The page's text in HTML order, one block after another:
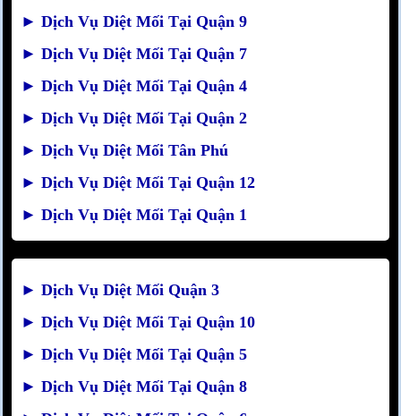
► Dịch Vụ Diệt Mối Tại Quận 9
► Dịch Vụ Diệt Mối Tại Quận 7
► Dịch Vụ Diệt Mối Tại Quận 4
► Dịch Vụ Diệt Mối Tại Quận 2
► Dịch Vụ Diệt Mối Tân Phú
► Dịch Vụ Diệt Mối Tại Quận 12
► Dịch Vụ Diệt Mối Tại Quận 1
► Dịch Vụ Diệt Mối Quận 3
► Dịch Vụ Diệt Mối Tại Quận 10
► Dịch Vụ Diệt Mối Tại Quận 5
► Dịch Vụ Diệt Mối Tại Quận 8